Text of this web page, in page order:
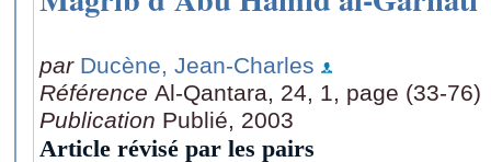
par Ducène, Jean-Charles
Référence Al-Qantara, 24, 1, page (33-76)
Publication Publié, 2003
Article révisé par les pairs